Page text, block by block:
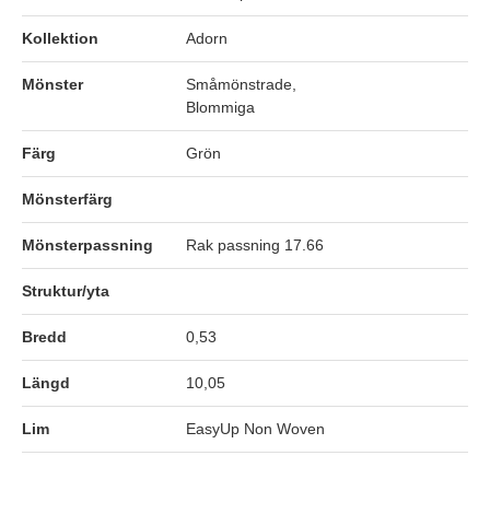
Kollektion Adorn
Mönster
Småmönstrade,
Blommiga
Färg Grön
Mönsterfärg
Mönsterpassning Rak passning 17.66
Struktur/yta
Bredd 0,53
Längd 10,05
Lim EasyUp Non Woven